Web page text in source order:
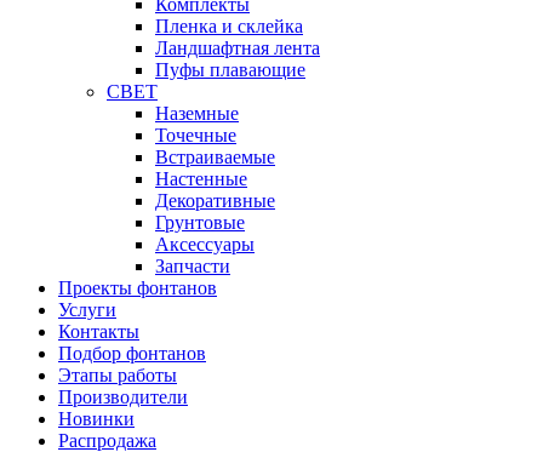
Комплекты
Пленка и склейка
Ландшафтная лента
Пуфы плавающие
СВЕТ
Наземные
Точечные
Встраиваемые
Настенные
Декоративные
Грунтовые
Аксессуары
Запчасти
Проекты фонтанов
Услуги
Контакты
Подбор фонтанов
Этапы работы
Производители
Новинки
Распродажа